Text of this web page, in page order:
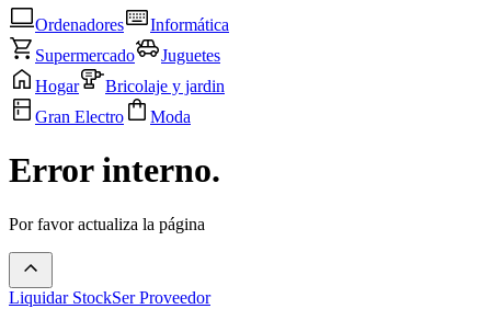
Ordenadores
Informática
Supermercado
Juguetes
Hogar
Bricolaje y jardin
Gran Electro
Moda
Error interno.
Por favor actualiza la página
Liquidar StockSer Proveedor